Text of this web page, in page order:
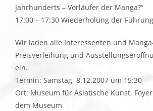
Jahrhunderts – Vorläufer der Manga?“
17:00 – 17:30 Wiederholung der Führung
Wir laden alle Interessenten und
Preisverleihung und
ein.
Termin: Samstag, 8.12.2007 um 15:30
Ort: Museum für Asiatische Kunst,
dem Museum